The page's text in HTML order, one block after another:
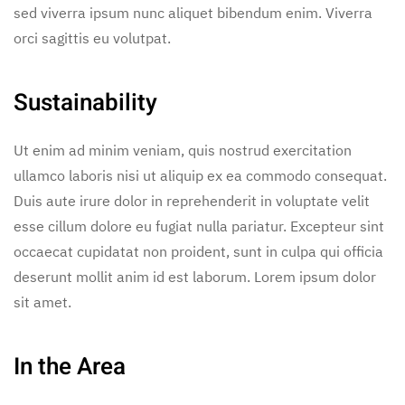
sed viverra ipsum nunc aliquet bibendum enim. Viverra
orci sagittis eu volutpat.
Sustainability
Ut enim ad minim veniam, quis nostrud exercitation
ullamco laboris nisi ut aliquip ex ea commodo consequat.
Duis aute irure dolor in reprehenderit in voluptate velit
esse cillum dolore eu fugiat nulla pariatur. Excepteur sint
occaecat cupidatat non proident, sunt in culpa qui officia
deserunt mollit anim id est laborum. Lorem ipsum dolor
sit amet.
In the Area